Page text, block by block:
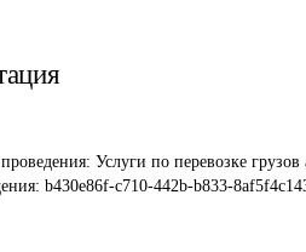
Услуги по перевозке
b430e86f-c710-442b-b833-